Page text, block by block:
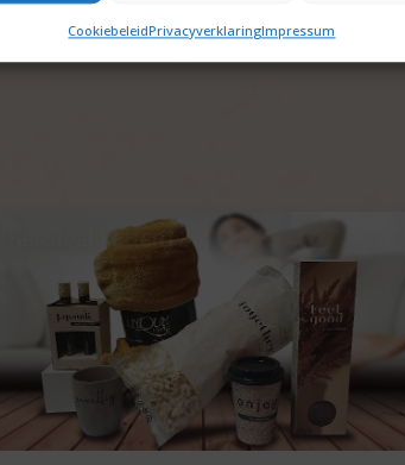
CookiebeleidPrivacyverklaringImpressum